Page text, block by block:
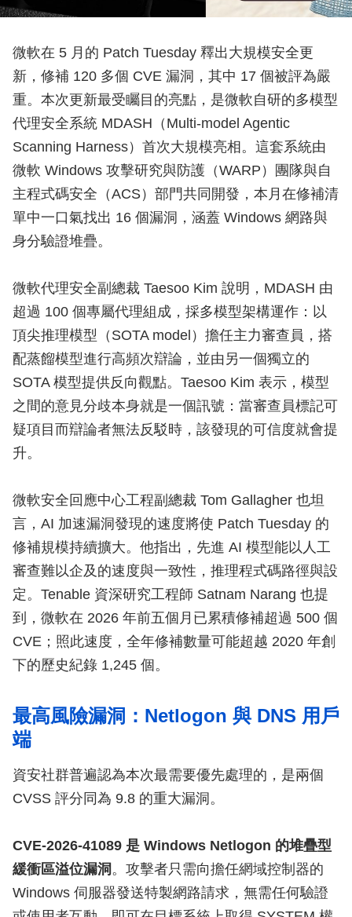
微軟在 5 月的 Patch Tuesday 釋出大規模安全更
新，修補 120 多個 CVE 漏洞，其中 17 個被評為嚴
重。本次更新最受矚目的亮點，是微軟自研的多模型
代理安全系統 MDASH（Multi-model Agentic
Scanning Harness）首次大規模亮相。這套系統由
微軟 Windows 攻擊研究與防護（WARP）團隊與自
主程式碼安全（ACS）部門共同開發，本月在修補清
單中一口氣找出 16 個漏洞，涵蓋 Windows 網路與
身分驗證堆疊。
微軟代理安全副總裁 Taesoo Kim 說明，MDASH 由
超過 100 個專屬代理組成，採多模型架構運作：以
頂尖推理模型（SOTA model）擔任主力審查員，搭
配蒸餾模型進行高頻次辯論，並由另一個獨立的
SOTA 模型提供反向觀點。Taesoo Kim 表示，模型
之間的意見分歧本身就是一個訊號：當審查員標記可
疑項目而辯論者無法反駁時，該發現的可信度就會提
升。
微軟安全回應中心工程副總裁 Tom Gallagher 也坦
言，AI 加速漏洞發現的速度將使 Patch Tuesday 的
修補規模持續擴大。他指出，先進 AI 模型能以人工
審查難以企及的速度與一致性，推理程式碼路徑與設
定。Tenable 資深研究工程師 Satnam Narang 也提
到，微軟在 2026 年前五個月已累積修補超過 500 個
CVE；照此速度，全年修補數量可能超越 2020 年創
下的歷史紀錄 1,245 個。
最高風險漏洞：Netlogon 與 DNS 用戶
端
資安社群普遍認為本次最需要優先處理的，是兩個
CVSS 評分同為 9.8 的重大漏洞。
CVE-2026-41089 是 Windows Netlogon 的堆疊型
緩衝區溢位漏洞。攻擊者只需向擔任網域控制器的
Windows 伺服器發送特製網路請求，無需任何驗證